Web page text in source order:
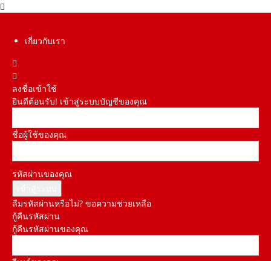
เกี่ยวกับเรา
ลงชื่อเข้าใช้
ยินดีต้อนรับ! เข้าสู่ระบบบัญชีของคุณ
ชื่อผู้ใช้ของคุณ
รหัสผ่านของคุณ
ลืมรหัสผ่านหรือไม่? ขอความช่วยเหลือ
กู้คืนรหัสผ่าน
กู้คืนรหัสผ่านของคุณ